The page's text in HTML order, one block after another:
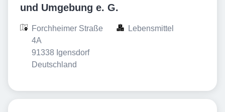
und Umgebung e. G.
Forchheimer Straße
4A
91338 Igensdorf
Deutschland
Lebensmittel